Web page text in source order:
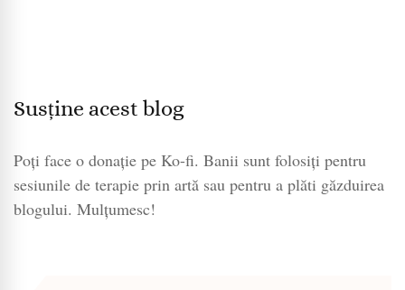
Susține acest blog
Poți face o donație pe Ko-fi. Banii sunt folosiți pentru
sesiunile de terapie prin artă sau pentru a plăti găzduirea
blogului. Mulțumesc!